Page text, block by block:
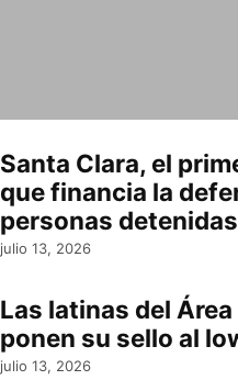
Santa Clara, el
que financia la
personas
julio 13, 2026
Las latinas del Área
ponen su sello al
julio 13, 2026